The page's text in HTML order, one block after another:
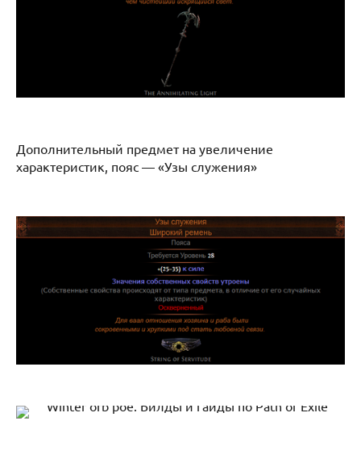
Дополнительный предмет на увеличение
характеристик, пояс — «Узы служения»